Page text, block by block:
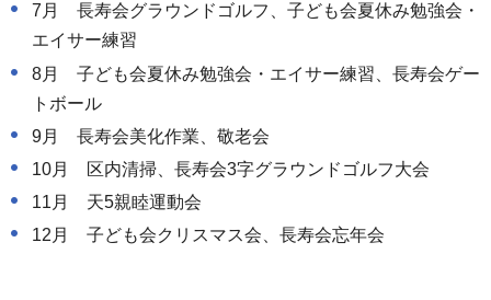
7月 長寿会グラウンドゴルフ、子ども会夏休み勉強会・
エイサー練習
8月 子ども会夏休み勉強会・エイサー練習、長寿会ゲー
トボール
9月 長寿会美化作業、敬老会
10月 区内清掃、長寿会3字グラウンドゴルフ大会
11月 天5親睦運動会
12月 子ども会クリスマス会、長寿会忘年会